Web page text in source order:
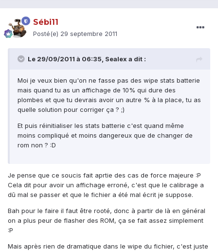
Sébi11
Posté(e) 29 septembre 2011
Le 29/09/2011 à 06:35, Sealex a dit :
Moi je veux bien qu'on ne fasse pas des wipe stats batterie
mais quand tu as un affichage de 10% qui dure des
plombes et que tu devrais avoir un autre % à la place, tu as
quelle solution pour corriger ça ? ;)
Et puis réinitialiser les stats batterie c'est quand même
moins compliqué et moins dangereux que de changer de
rom non ? :D
Je pense que ce soucis fait aprtie des cas de force majeure :P
Cela dit pour avoir un affichage erroné, c'est que le calibrage a
dû mal se passer et que le fichier a été mal écrit je suppose.
Bah pour le faire il faut être rooté, donc à partir de là en général
on a plus peur de flasher des ROM, ça se fait assez simplement
:P
Mais après rien de dramatique dans le wipe du fichier, c'est juste